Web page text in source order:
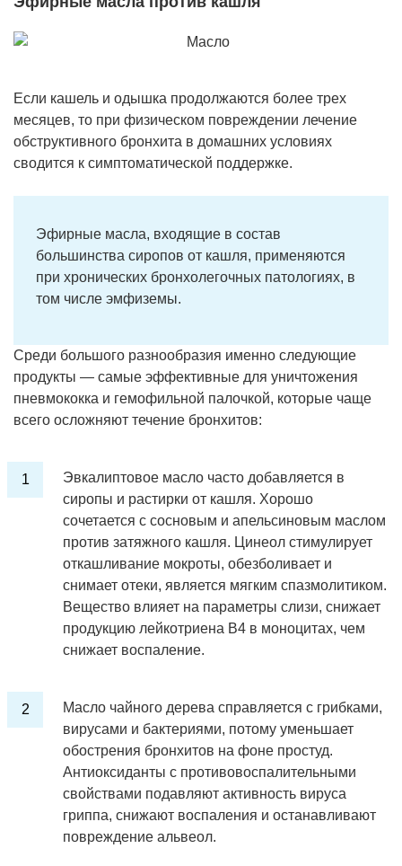
Если кашель и одышка продолжаются более трех
месяцев, то при физическом повреждении лечение
обструктивного бронхита в домашних условиях
сводится к симптоматической поддержке.
Эфирные масла, входящие в состав
большинства сиропов от кашля, применяются
при хронических бронхолегочных патологиях, в
том числе эмфиземы.
Среди большого разнообразия именно следующие
продукты — самые эффективные для уничтожения
пневмококка и гемофильной палочкой, которые чаще
всего осложняют течение бронхитов:
Эвкалиптовое масло часто добавляется в
сиропы и растирки от кашля. Хорошо
сочетается с сосновым и апельсиновым маслом
против затяжного кашля. Цинеол стимулирует
откашливание мокроты, обезболивает и
снимает отеки, является мягким спазмолитиком.
Вещество влияет на параметры слизи, снижает
продукцию лейкотриена В4 в моноцитах, чем
снижает воспаление.
Масло чайного дерева справляется с грибками,
вирусами и бактериями, потому уменьшает
обострения бронхитов на фоне простуд.
Антиоксиданты с противовоспалительными
свойствами подавляют активность вируса
гриппа, снижают воспаления и останавливают
повреждение альвеол.